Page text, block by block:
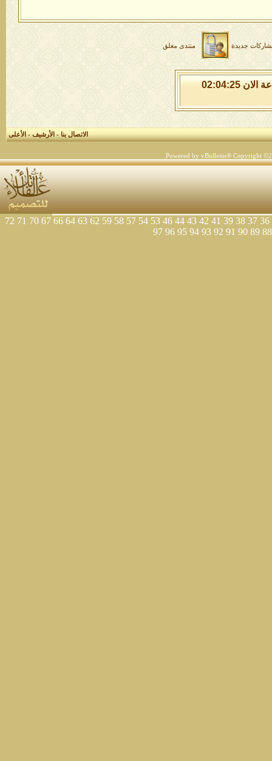
جديدة منتدى مغلق
الاثنين 10 من اغسطس 2026 , الساعة الان 02:04:26
الاتصال بنا-الأرشيف-الأعلى
Powered by vBulletin® Copyright
36
37
38
39
41
42
43
44
46
53
54
57
58
59
62
63
64
66
67
70
71
72
88
89
90
91
92
93
94
95
96
97